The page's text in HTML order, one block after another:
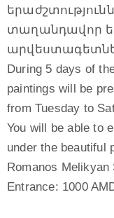
տաղանդավոր
During 5 days of
paintings will be
from Tuesday to
You will be able to
under the beautiful
Romanos
Entrance: 1000